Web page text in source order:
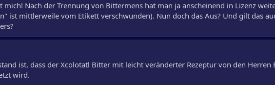
mich! Nach der Trennung von Bittermens hat man ja anscheinend in Lizenz
ist mittlerweile vom Etikett verschwunden). Nun doch das Aus? Und gilt das
ist, dass der Xcolotatl Bitter mit leicht veränderter Rezeptur von den Herren
wird.